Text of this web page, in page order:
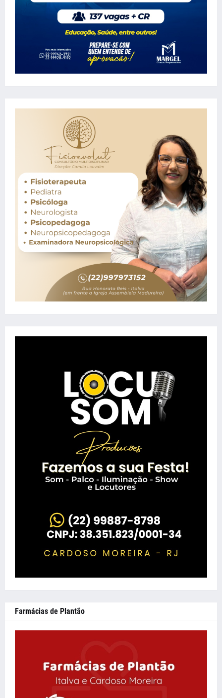
Farmácias de Plantão